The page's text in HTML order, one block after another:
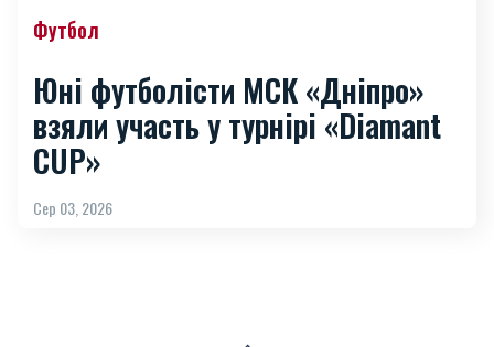
Футбол
Юні футболісти МСК «Дніпро»
взяли участь у турнірі «Diamant
CUP»
Сер 03, 2026